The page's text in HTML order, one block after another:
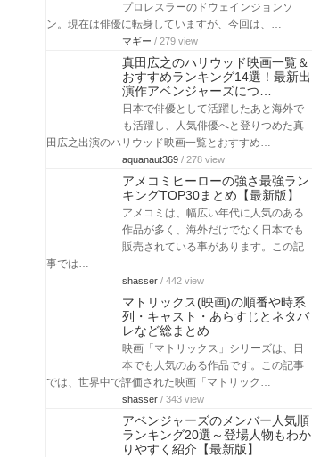
プロレスラーのドウェインジョンソ
ン。現在は俳優に転身していますが、今回は、…
マギー / 279 view
真田広之のハリウッド映画一覧＆
おすすめランキング14選！最新出
演作アベンジャーズにつ…
日本で俳優として活躍したあと海外で
も活躍し、人気俳優へと登りつめた真
田広之出演のハリウッド映画一覧とおすすめ…
aquanaut369 / 278 view
アメコミヒーローの強さ最強ラン
キングTOP30まとめ【最新版】
アメコミは、幅広い年代に人気のある
作品が多く、海外だけでなく日本でも
販売されている事があります。この記
事では…
shasser / 442 view
マトリックス(映画)の順番や時系
列・キャスト・あらすじとネタバ
レなど総まとめ
映画「マトリックス」シリーズは、日
本でも人気のある作品です。この記事
では、世界中で評価された映画「マトリック…
shasser / 343 view
アベンジャーズのメンバー人気順
ランキング20選～登場人物もわか
りやすく紹介【最新版】